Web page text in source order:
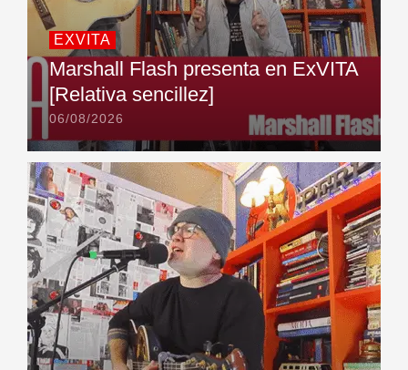
EXVITA
Marshall Flash presenta en ExVITA
[Relativa sencillez]
06/08/2026